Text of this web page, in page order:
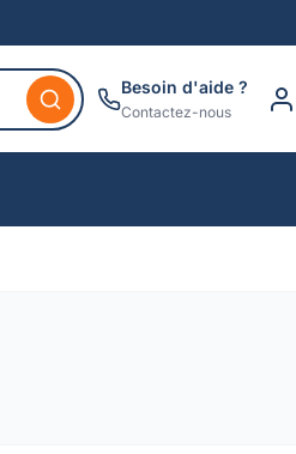
Besoin d'aide ?
Contactez-nous